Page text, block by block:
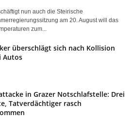
nun auch die Steirische
am 20. August will das
zum...
überschlägt sich nach Kollision
Autos
in Grazer Notschlafstelle: Drei
Tatverdächtiger rasch